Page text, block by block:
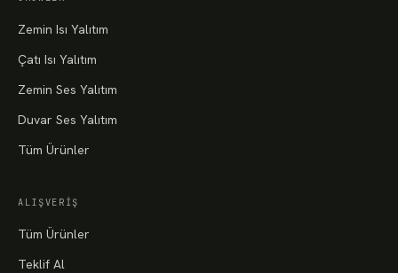
Zemin Isı Yalıtım
Çatı Isı Yalıtım
Zemin Ses Yalıtım
Duvar Ses Yalıtım
Tüm Ürünler
ALIŞVERIŞ
Tüm Ürünler
Teklif Al